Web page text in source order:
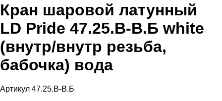
Кран шаровой латунный
LD Pride 47.25.B-B.Б white
(внутр/внутр резьба,
бабочка) вода
Артикул 47.25.B-B.Б